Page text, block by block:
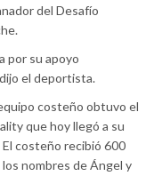
del Desafío
por su apoyo
el deportista.
costeño obtuvo el
que hoy llegó a su
costeño recibió 600
nombres de Ángel y